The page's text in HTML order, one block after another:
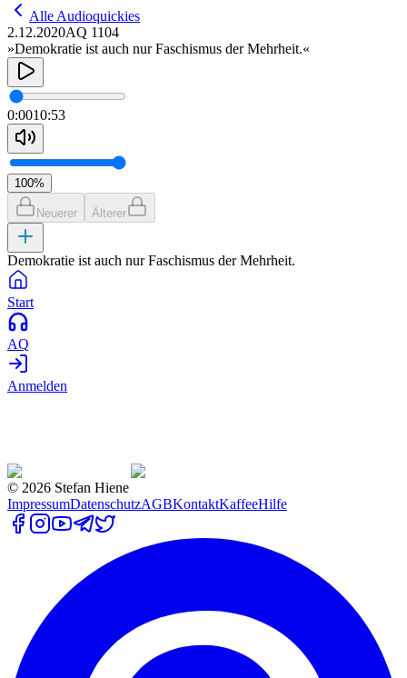
Alle Audioquickies
2.12.2020AQ 1104
»Demokratie ist auch nur Faschismus der Mehrheit.«
0:0010:53
100%
Neuerer Älterer
Demokratie ist auch nur Faschismus der Mehrheit.
Start
AQ
Anmelden
© 2026 Stefan Hiene
ImpressumDatenschutzAGBKontaktKaffeeHilfe